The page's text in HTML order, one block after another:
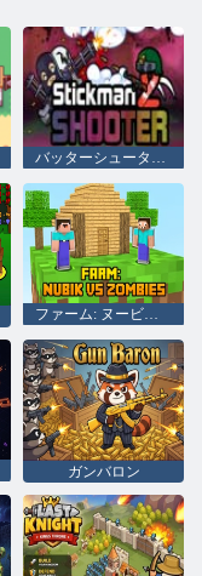
バッターシューター2
ファーム: ヌービック vs ゾンビ
ガンバロン